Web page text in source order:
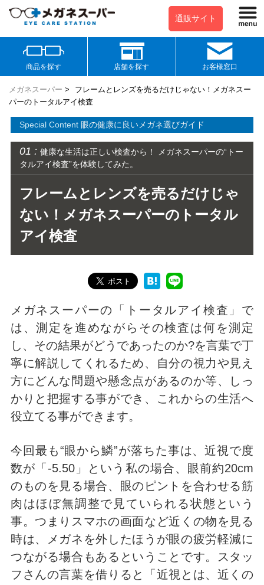
通販サイト
商品を探す 店舗を探す お客様窓口
メガネスーパー >
フレームとレンズを売るだけじゃない！メガネスー
パーのトータルアイ検査
Special Content眼の健康に良いメガネ選びガイド
01 : 健康な生活は正しい検査から！ メガネスーパーの“トー
タルアイ検査”を体験してみた。
フレームとレンズを売るだけじゃ
ない！メガネスーパーのトータル
アイ検査
メガネスーパーの「トータルアイ検査」で
は、測定を進めながらその検査は何を測定
し、その結果がどうであったのか?を言葉で丁
寧に解説してくれるため、自分の視力や見え
方にどんな問題や懸念点があるのか等、しっ
かりと把握する事ができ、これからの生活へ
役立てる事ができます。
今回最も“眼から鱗”が落ちた事は、近視で度
数が「-5.50」という私の場合、眼前約20cm
のものを見る場合、眼のピントを合わせる筋
肉はほぼ無調整で見ていられる状態という
事。つまりスマホの画面など近くの物を見る
時は、メガネを外したほうが眼の疲労軽減に
つながる場合もあるということです。スタッ
フさんの言葉を借りると「近視とは、近くの